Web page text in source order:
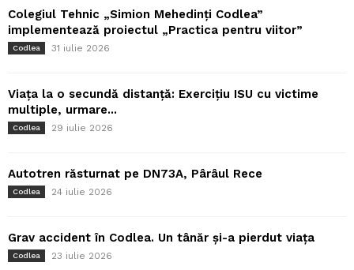
Colegiul Tehnic „Simion Mehedinți Codlea”
implementează proiectul „Practica pentru viitor”
Codlea 31 iulie 2026
Viața la o secundă distanță: Exercițiu ISU cu victime
multiple, urmare...
Codlea 29 iulie 2026
Autotren răsturnat pe DN73A, Pârâul Rece
Codlea 24 iulie 2026
Grav accident în Codlea. Un tânăr și-a pierdut viața
Codlea 23 iulie 2026